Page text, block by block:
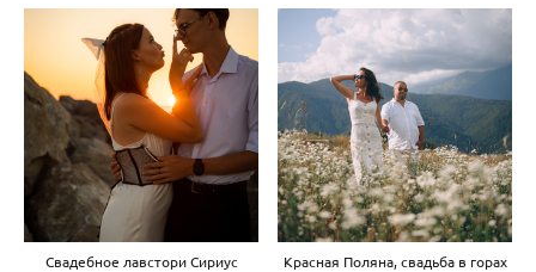
Свадебное лавстори Сириус Красная Поляна, свадьба в горах